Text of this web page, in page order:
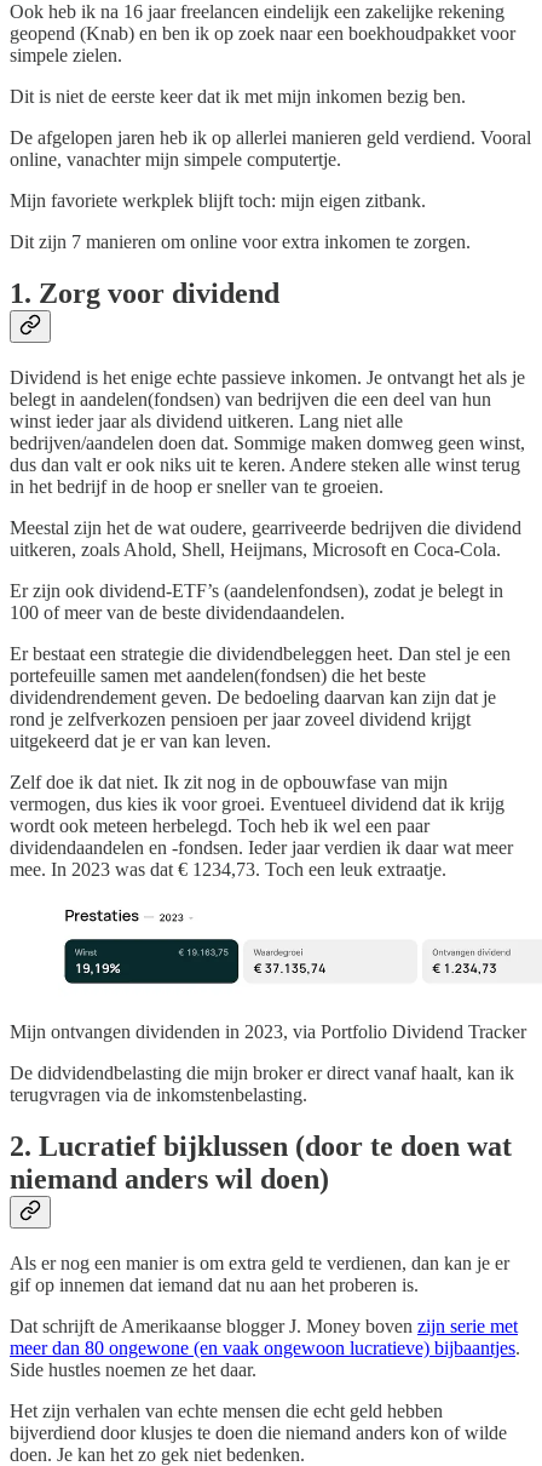
Ook heb ik na 16 jaar freelancen eindelijk een zakelijke rekening
geopend (Knab) en ben ik op zoek naar een boekhoudpakket voor
simpele zielen.
Dit is niet de eerste keer dat ik met mijn inkomen bezig ben.
De afgelopen jaren heb ik op allerlei manieren geld verdiend. Vooral
online, vanachter mijn simpele computertje.
Mijn favoriete werkplek blijft toch: mijn eigen zitbank.
Dit zijn 7 manieren om online voor extra inkomen te zorgen.
1. Zorg voor dividend
Dividend is het enige echte passieve inkomen. Je ontvangt het als je
belegt in aandelen(fondsen) van bedrijven die een deel van hun
winst ieder jaar als dividend uitkeren. Lang niet alle
bedrijven/aandelen doen dat. Sommige maken domweg geen winst,
dus dan valt er ook niks uit te keren. Andere steken alle winst terug
in het bedrijf in de hoop er sneller van te groeien.
Meestal zijn het de wat oudere, gearriveerde bedrijven die dividend
uitkeren, zoals Ahold, Shell, Heijmans, Microsoft en Coca-Cola.
Er zijn ook dividend-ETF’s (aandelenfondsen), zodat je belegt in
100 of meer van de beste dividendaandelen.
Er bestaat een strategie die dividendbeleggen heet. Dan stel je een
portefeuille samen met aandelen(fondsen) die het beste
dividendrendement geven. De bedoeling daarvan kan zijn dat je
rond je zelfverkozen pensioen per jaar zoveel dividend krijgt
uitgekeerd dat je er van kan leven.
Zelf doe ik dat niet. Ik zit nog in de opbouwfase van mijn
vermogen, dus kies ik voor groei. Eventueel dividend dat ik krijg
wordt ook meteen herbelegd. Toch heb ik wel een paar
dividendaandelen en -fondsen. Ieder jaar verdien ik daar wat meer
mee. In 2023 was dat € 1234,73. Toch een leuk extraatje.
Mijn ontvangen dividenden in 2023, via Portfolio Dividend Tracker
De didvidendbelasting die mijn broker er direct vanaf haalt, kan ik
terugvragen via de inkomstenbelasting.
2. Lucratief bijklussen (door te doen wat
niemand anders wil doen)
Als er nog een manier is om extra geld te verdienen, dan kan je er
gif op innemen dat iemand dat nu aan het proberen is.
Dat schrijft de Amerikaanse blogger J. Money boven zijn serie met
meer dan 80 ongewone (en vaak ongewoon lucratieve) bijbaantjes.
Side hustles noemen ze het daar.
Het zijn verhalen van echte mensen die echt geld hebben
bijverdiend door klusjes te doen die niemand anders kon of wilde
doen. Je kan het zo gek niet bedenken.